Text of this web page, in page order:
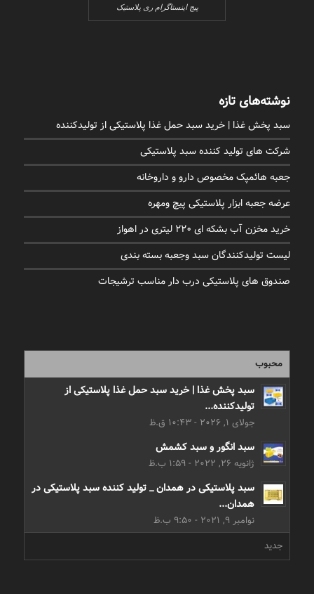
پیج اینستاگرام ری پلاستیک
نوشته‌های تازه
سبد پخش غذا | خرید سبد حمل غذا پلاستیکی از تولیدکننده
شرکت های تولید کننده سبد پلاستیکی
جعبه هائمپک مخصوص دارو و داروخانه
عرضه جعبه ابزار پلاستیکی پیچ ومهره
خرید مخزن آب بشکه ای 220 لیتری در اهواز
لیست تولیدکنندگان سبد وجعبه بسته بندی
صندوق های پلاستیکی درب دار مناسب ترشیجات
محبوب
سبد پخش غذا | خرید سبد حمل غذا پلاستیکی از
تولیدکننده...
جولای 1, 2026 - 10:43 ق.ظ
سبد انگور و سبد کشمش
ژانویه 26, 2022 - 1:59 ب.ظ
سبد پلاستیکی در همدان _ تولید کننده سبد پلاستیکی در
همدان...
نوامبر 9, 2021 - 9:50 ب.ظ
جدید